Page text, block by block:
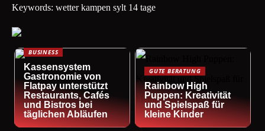
Keywords: wetter kampen sylt 14 tage
BUSINESS
Kassensystem
Gastronomie von
Flatpay unterstützt
Restaurants, Cafés
und Bistros bei
täglichen Abläufen
GUTE BERATUNG
Rainbow High
Puppen: Kreativität
und Spielspaß für
kleine Kinder